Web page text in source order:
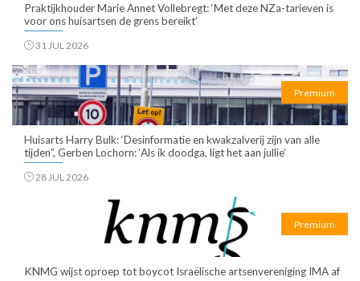
Praktijkhouder Marie Annet Vollebregt: ‘Met deze NZa-tarieven is
voor ons huisartsen de grens bereikt’
31 JUL 2026
Premium
Huisarts Harry Bulk: ‘Desinformatie en kwakzalverij zijn van alle
tijden”, Gerben Lochorn: ‘Als ik doodga, ligt het aan jullie’
28 JUL 2026
Premium
KNMG wijst oproep tot boycot Israëlische artsenvereniging IMA af